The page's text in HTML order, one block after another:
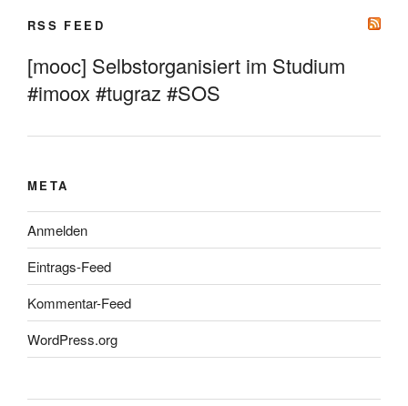
RSS FEED
[mooc] Selbstorganisiert im Studium
#imoox #tugraz #SOS
META
Anmelden
Eintrags-Feed
Kommentar-Feed
WordPress.org